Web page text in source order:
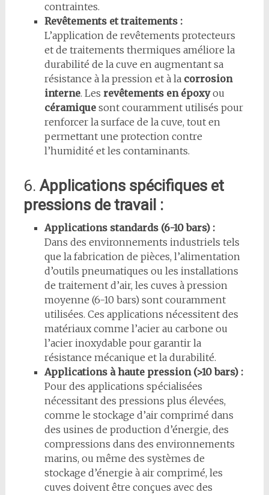
contraintes.
Revêtements et traitements :
L’application de revêtements protecteurs
et de traitements thermiques améliore la
durabilité de la cuve en augmentant sa
résistance à la pression et à la corrosion
interne. Les revêtements en époxyou
céramiquesont couramment utilisés pour
renforcer la surface de la cuve, tout en
permettant une protection contre
l’humidité et les contaminants.
6. Applications spécifiques et
pressions de travail :
Applications standards (6-10 bars) :
Dans des environnements industriels tels
que la fabrication de pièces, l’alimentation
d’outils pneumatiques ou les installations
de traitement d’air, les cuves à pression
moyenne (6-10 bars) sont couramment
utilisées. Ces applications nécessitent des
matériaux comme l’acier au carbone ou
l’acier inoxydable pour garantir la
résistance mécanique et la durabilité.
Applications à haute pression (>10 bars) :
Pour des applications spécialisées
nécessitant des pressions plus élevées,
comme le stockage d’air comprimé dans
des usines de production d’énergie, des
compressions dans des environnements
marins, ou même des systèmes de
stockage d’énergie à air comprimé, les
cuves doivent être conçues avec des